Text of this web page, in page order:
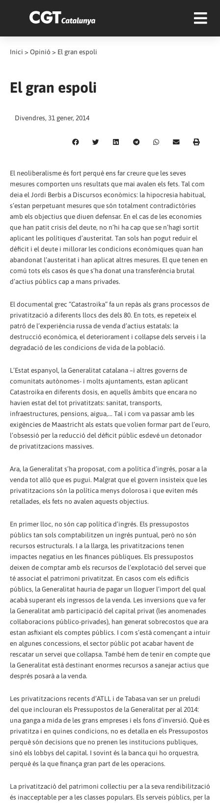
Inici > Opinió > El gran espoli
El gran espoli
Divendres, 31 gener, 2014
El neoliberalisme és fort perquè ens far creure que les seves
mesures comporten uns resultats que mai avalen els fets. Tal com
deia el Jordi Berbis a Discursos econòmics: la hipocresia habitual,
s’estan perpetuant mesures que són totalment contradictòries
amb els objectius que diuen defensar. En el cas de les economies
que han patit crisis del deute, no n’hi ha cap que se n’hagi sortit
aplicant les polítiques d’austeritat. Tan sols han pogut reduir el
dèficit i el deute i millorar les condicions econòmiques quan han
abandonat l’austeritat i han aplicat altres mesures. El que tenen en
comú tots els casos és que s’ha donat una transferència brutal
d’actius públics cap a mans privades.
El documental grec “Catastroika” fa un repàs als grans processos de
privatització a diferents llocs des dels 80. En tots, es repeteix el
patró de l’experiència russa de venda d’actius estatals: la
destrucció econòmica, el deteriorament i col·lapse dels serveis i la
degradació de les condicions de vida de la població.
L’Estat espanyol, la Generalitat catalana –i altres governs de
comunitats autònomes- i molts ajuntaments, estan aplicant
Catastroika en diferents dosis, en aquells àmbits que encara no
havien estat del tot privatitzats: sanitat, transports,
infraestructures, pensions, aigua,... Tal i com va passar amb les
exigències de Maastricht als estats que volien formar part de l’euro,
l’obsessió per la reducció del dèficit públic esdevé un detonador
de privatitzacions massives.
Ara, la Generalitat s’ha proposat, com a política d’ingrés, posar a la
venda tot allò que es pugui. Malgrat que el govern insisteix que les
privatitzacions són la política menys dolorosa i que eviten més
retallades, els fets no avalen aquests objectius.
En primer lloc, no són cap política d’ingrés. Els pressupostos
públics tan sols comptabilitzen un ingrés puntual, però no són
recursos estructurals. I a la llarga, les privatitzacions tenen
impactes negatius en les finances públiques. Els pressupostos
deixen de comptar amb els recursos de l’explotació del servei que
té associat el patrimoni privatitzat. En casos com els edificis
públics, la Generalitat hauria de pagar un lloguer l’import del qual
acabà superant els ingressos de la venda. Les inversions que va fer
la Generalitat amb participació del capital privat (les anomenades
col·laboracions público-privades), han generat sobrecostos que ara
estan asfixiant els comptes públics. I com s’està començant a intuir
en algunes concessions, el sector públic pot acabar havent de
rescatar un servei que col·lapsa. També hem de tenir en compte que
la Generalitat està destinant enormes recursos a sanejar actius que
després posarà a la venda.
Les privatitzacions recents d’ATLL i de Tabasa van ser un preludi
del que inclouran els Pressupostos de la Generalitat per al 2014:
una ganga a mida de les grans empreses i els fons d’inversió. Què es
privatitza i en quines condicions, no es detalla en els Pressupostos
perquè són decisions que no prenen les institucions publiques,
sinó els lobbys del capital. I sovint és la banca qui ho orquestra,
perquè és la que finança gran part de les operacions.
La privatització del patrimoni col·lectiu per a la seva rendibilització
és inacceptable per a les classes populars. Els serveis públics, per la